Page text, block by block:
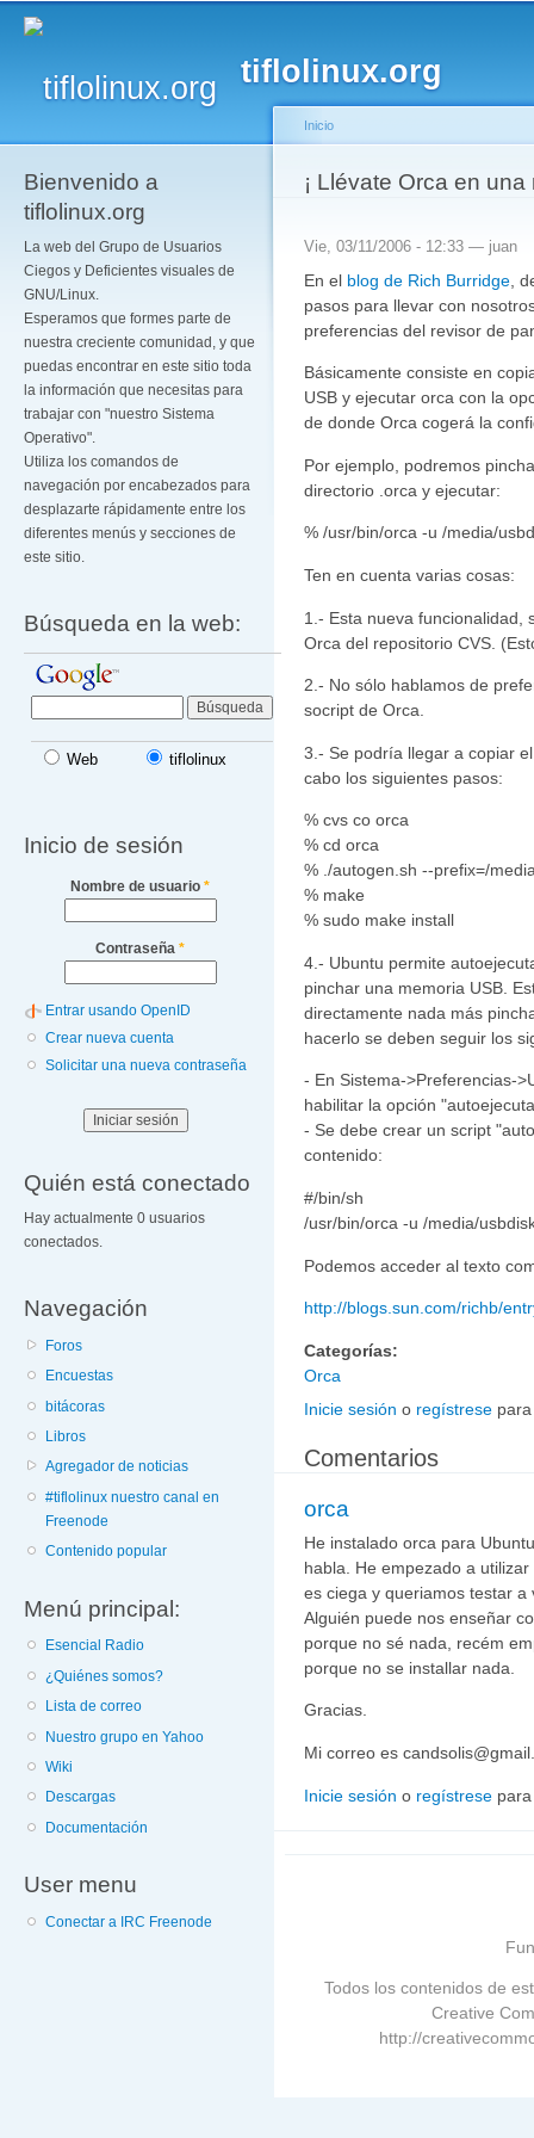
tiflolinux.org
Bienvenido a
tiflolinux.org
La web del Grupo de Usuarios
Ciegos y Deficientes visuales de
GNU/Linux.
Esperamos que formes parte de
nuestra creciente comunidad, y que
puedas encontrar en este sitio toda
la información que necesitas para
trabajar con "nuestro Sistema
Operativo".
Utiliza los comandos de
navegación por encabezados para
desplazarte rápidamente entre los
diferentes menús y secciones de
este sitio.
Búsqueda en la web:
Web tiflolinux
Inicio de sesión
Nombre de usuario *
Contraseña *
Entrar usando OpenID
Crear nueva cuenta
Solicitar una nueva contraseña
Quién está conectado
Hay actualmente 0 usuarios
conectados.
Navegación
Foros
Encuestas
bitácoras
Libros
Agregador de noticias
#tiflolinux nuestro canal en
Freenode
Contenido popular
Menú principal:
Esencial Radio
¿Quiénes somos?
Lista de correo
Nuestro grupo en Yahoo
Wiki
Descargas
Documentación
User menu
Conectar a IRC Freenode
Se encuentra usted
Inicio
¡ Llévate Orca en
Vie, 03/11/2006 - 12:33 — juan
En el blog de Rich Burridge ,
pasos para llevar con
preferencias del revisor de
Básicamente consiste en
USB y ejecutar orca con la
de donde Orca cogerá la
Por ejemplo, podremos
directorio .orca y ejecutar:
% /usr/bin/orca -u /media/
Ten en cuenta varias cosas:
1.- Esta nueva funcionalidad,
Orca del repositorio CVS.
2.- No sólo hablamos de
socript de Orca.
3.- Se podría llegar a copiar
cabo los siguientes pasos:
% cvs co orca
% cd orca
% ./autogen.sh --prefix=/
% make
% sudo make install
4.- Ubuntu permite
pinchar una memoria USB.
directamente nada más
hacerlo se deben seguir los
- En Sistema->Preferencias-
habilitar la opción
- Se debe crear un script
contenido:
#/bin/sh
/usr/bin/orca -u /media/
Podemos acceder al texto
http://blogs.sun.com/richb/
Categorías:
Orca
Inicie sesión o regístrese
Comentarios
orca
He instalado orca para
habla. He empezado a
es ciega y queriamos testar a
Alguién puede nos enseñar
porque no sé nada, recém
porque no se installar nada.
Gracias.
Mi correo es
Inicie sesión o regístrese
Todos los contenidos de
Creative
http://